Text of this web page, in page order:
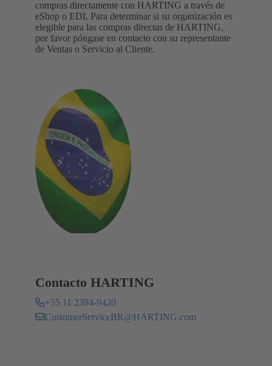
compras directamente con HARTING a través de
eShop o EDI. Para determinar si su organización es
elegible para las compras directas de HARTING,
por favor póngase en contacto con su representante
de Ventas o Servicio al Cliente.
Contacto HARTING
+55 11 2394-9420
CustomerServiceBR@HARTING.com